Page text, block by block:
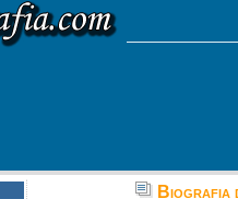
Biografia